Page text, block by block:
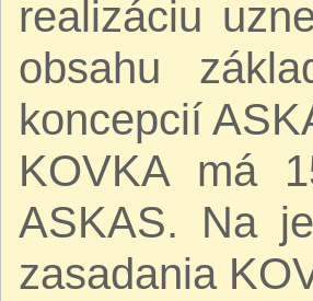
realizáciu
obsahu
koncepcií
KOVKA má
ASKAS. Na
zasadania